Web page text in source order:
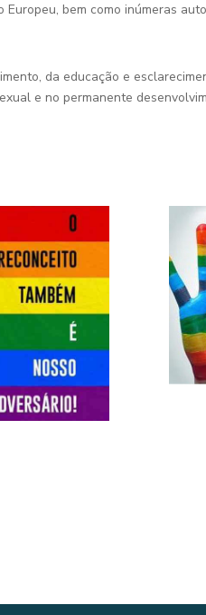
bem como inúmeras
da educação e
e no permanente